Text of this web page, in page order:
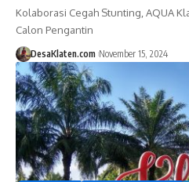
Kolaborasi Cegah Stunting, AQUA
Calon Pengantin
DesaKlaten.com November 15, 2024